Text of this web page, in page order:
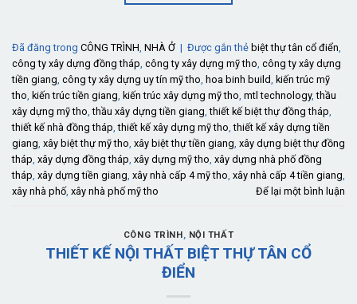
Đã đăng trong CÔNG TRÌNH NHÀ Ở | Được gắn thẻ biệt thự tân cổ điển
công ty xây dựng đồng tháp công ty xây dựng mỹ tho công ty xây dựng
tiền giang công ty xây dựng uy tín mỹ tho hoa binh build kiến trúc mỹ
tho kiến trúc tiền giang kiến trúc xây dựng mỹ tho mtl technology,thầu
xây dựng mỹ tho ,thầu xây dựng tiền giang ,thiết kế biệt thự đồng tháp
thiết kế nhà đồng tháp ,thiết kế xây dựng mỹ tho ,thiết kế xây dựng tiền
giang xây biệt thự mỹ tho xây biệt thự tiền giang xây dựng biệt thự đồng
tháp xây dựng đồng tháp xây dựng mỹ tho xây dựng nhà phố đồng
tháp xây dựng tiền giang xây nhà cấp 4 mỹ tho xây nhà cấp 4 tiền giang
xây nhà phố, xây nhà phố mỹ tho Để lại một bình luận
CÔNG TRÌNH , NỘI THẤT
THIẾT KẾ NỘI THẤT BIỆT THỰ TÂN CỔ
ĐIỂN